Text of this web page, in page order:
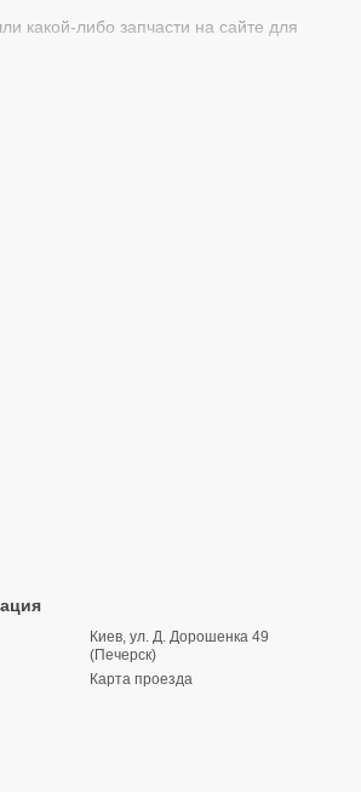
какой-либо запчасти на сайте для
Киев, ул. Д. Дорошенка 49
(Печерск)
Карта проезда